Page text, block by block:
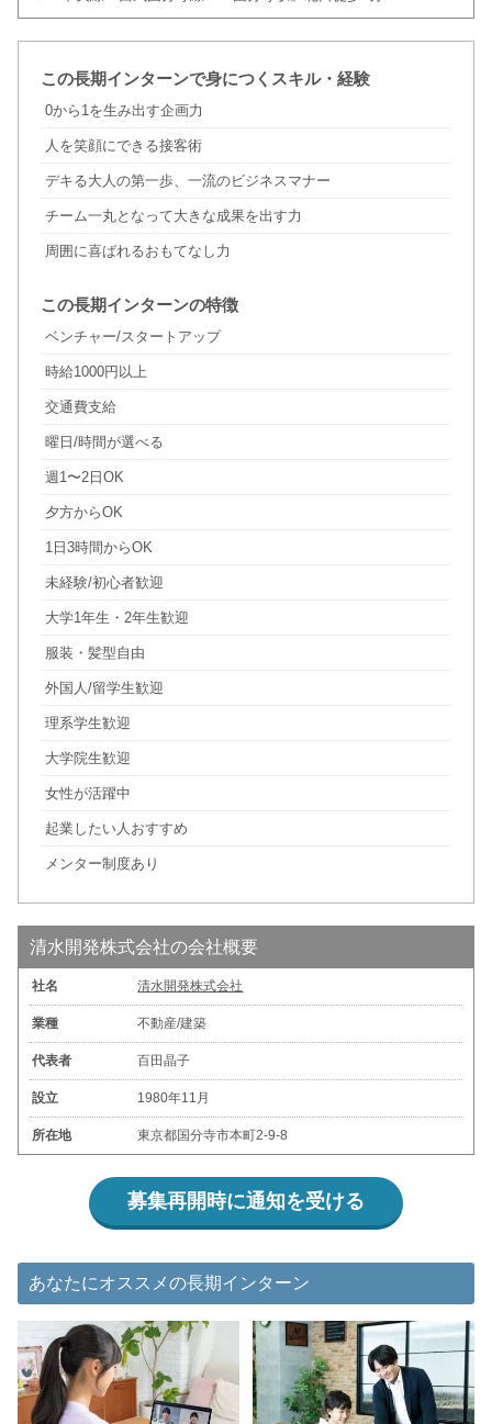
この長期インターンで身につくスキル・経験
0から1を生み出す企画力
人を笑顔にできる接客術
デキる大人の第一歩、一流のビジネスマナー
チーム一丸となって大きな成果を出す力
周囲に喜ばれるおもてなし力
この長期インターンの特徴
ベンチャー/スタートアップ
時給1000円以上
交通費支給
曜日/時間が選べる
週1〜2日OK
夕方からOK
1日3時間からOK
未経験/初心者歓迎
大学1年生・2年生歓迎
服装・髪型自由
外国人/留学生歓迎
理系学生歓迎
大学院生歓迎
女性が活躍中
起業したい人おすすめ
メンター制度あり
清水開発株式会社の会社概要
社名 清水開発株式会社
業種 不動産/建築
代表者 百田晶子
設立 1980年11月
所在地 東京都国分寺市本町2-9-8
募集再開時に通知を受ける
あなたにオススメの長期インターン